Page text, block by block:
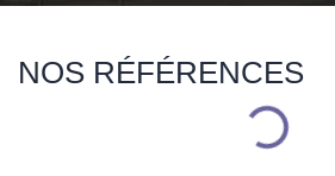
NOS RÉFÉRENCES